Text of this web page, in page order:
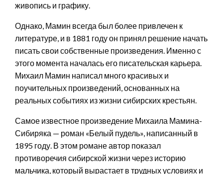
живопись и графику.
Однако, Мамин всегда был более привлечен к
литературе, и в 1881 году он принял решение начать
писать свои собственные произведения. Именно с
этого момента началась его писательская карьера.
Михаил Мамин написал много красивых и
поучительных произведений, основанных на
реальных событиях из жизни сибирских крестьян.
Самое известное произведение Михаила Мамина-
Сибиряка — роман «Белый пудель», написанный в
1895 году. В этом романе автор показал
противоречия сибирской жизни через историю
мальчика, который вырастает в трудных условиях и